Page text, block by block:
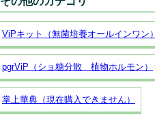
ViPキット（無菌培養オールインワン
pgrViP（ショ糖分散 植物ホルモン）
掌上華典（現在購入できません）